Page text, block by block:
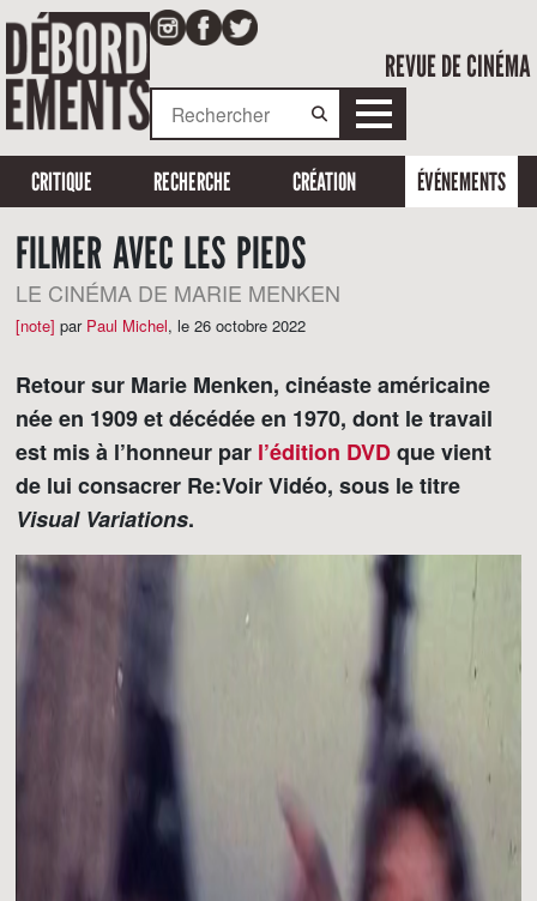
REVUE DE CINÉMA
CRITIQUE RECHERCHE CRÉATION ÉVÉNEMENTS
FILMER AVEC LES PIEDS
LE CINÉMA DE MARIE MENKEN
[note] par Paul Michel, le 26 octobre 2022
Retour sur Marie Menken, cinéaste américaine
née en 1909 et décédée en 1970, dont le travail
est mis à l’honneur par l’édition DVDque vient
de lui consacrer Re:Voir Vidéo, sous le titre
Visual Variations.